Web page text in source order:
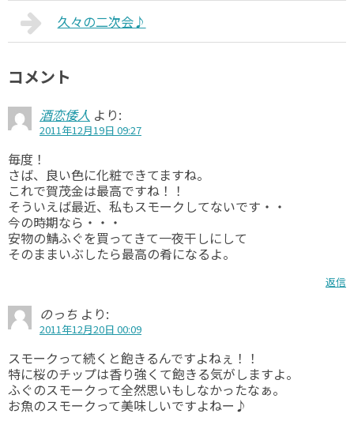
久々の二次会♪
コメント
酒恋倭人 より:
2011年12月19日 09:27
毎度！
さば、良い色に化粧できてますね。
これで賀茂金は最高ですね！！
そういえば最近、私もスモークしてないです・・
今の時期なら・・・
安物の鯖ふぐを買ってきて一夜干しにして
そのままいぶしたら最高の肴になるよ。
返信
のっち より:
2011年12月20日 00:09
スモークって続くと飽きるんですよねぇ！！
特に桜のチップは香り強くて飽きる気がしますよ。
ふぐのスモークって全然思いもしなかったなぁ。
お魚のスモークって美味しいですよねー♪